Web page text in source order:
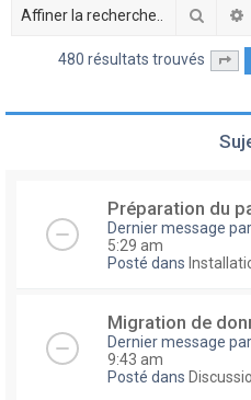
480 résultats trouvés
Préparation du
Dernier message par
5:29 am
Posté dans
Migration de
Dernier message par
9:43 am
Posté dans